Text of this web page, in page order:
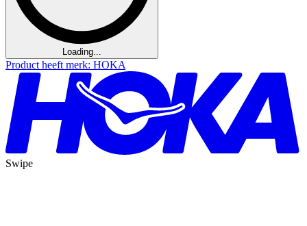
Loading...
Product heeft merk: HOKA
Swipe